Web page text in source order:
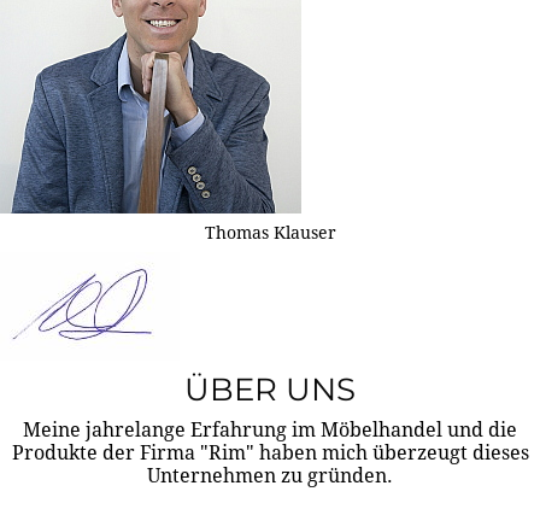
Thomas Klauser
ÜBER UNS
Meine jahrelange Erfahrung im Möbelhandel und die
Produkte der Firma "Rim" haben mich überzeugt dieses
Unternehmen zu gründen.